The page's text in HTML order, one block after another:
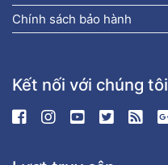
Chính sách bảo hành
Kết nối với chúng tôi